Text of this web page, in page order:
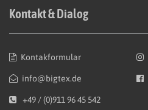
Kontakt & Dialog
Kontakformular
info@bigtex.de
+49 / (0)911 96 45 542